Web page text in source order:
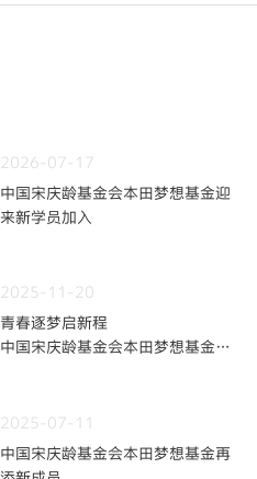
2026-07-17
中国宋庆龄基金会本田梦想基金迎
来新学员加入
2025-11-20
青春逐梦启新程
中国宋庆龄基金会本田梦想基金第
2025-07-11
中国宋庆龄基金会本田梦想基金再